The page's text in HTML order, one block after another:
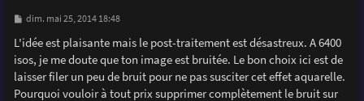
M
s
s
a
g
e
dim. mai 25, 2014 18:48
L'idée est plaisante mais le post-traitement est désastreux. A 6400
isos, je me doute que ton image est bruitée. Le bon choix ici est de
laisser filer un peu de bruit pour ne pas susciter cet effet aquarelle.
Pourquoi vouloir à tout prix supprimer complètement le bruit sur